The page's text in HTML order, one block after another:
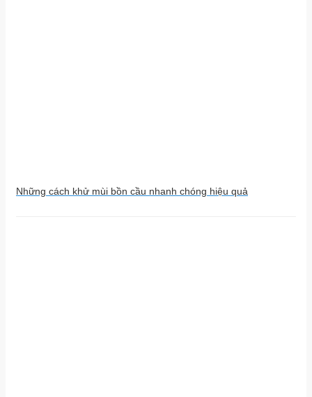
Những cách khử mùi bồn cầu nhanh chóng hiệu quả